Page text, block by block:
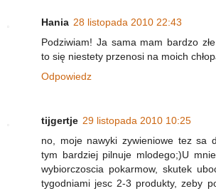
Hania 28 listopada 2010 22:43
Podziwiam! Ja sama mam bardzo
to się niestety przenosi na moich
Odpowiedz
tijgertje 29 listopada 2010 10:25
no, moje nawyki zywieniowe tez sa
tym bardziej pilnuje mlodego;)U
wybiorczoscia pokarmow, skutek
tygodniami jesc 2-3 produkty, zeby